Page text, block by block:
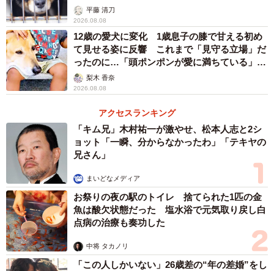
平藤 清刀
2026.08.08
12歳の愛犬に変化 1歳息子の膝で甘える初め
て見せる姿に反響 これまで「見守る立場」だ
ったのに…「頭ポンポンが愛に満ちている」
「尊…」
梨木 香奈
2026.08.08
アクセスランキング
「キム兄」木村祐一が激やせ、松本人志と2シ
ョット「一瞬、分からなかったわ」「テキヤの
兄さん」
まいどなメディア
お祭りの夜の駅のトイレ 捨てられた1匹の金
魚は酸欠状態だった 塩水浴で元気取り戻し白
点病の治療も奏功した
中将 タカノリ
「この人しかいない」26歳差の“年の差婚”をし